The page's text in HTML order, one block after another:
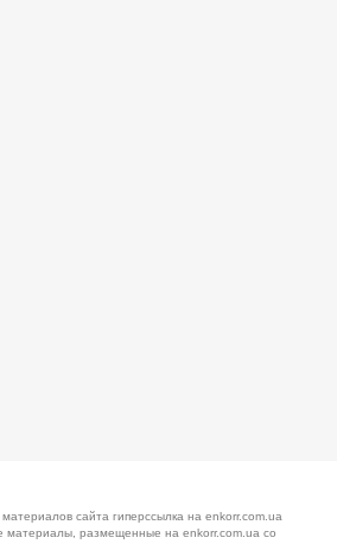
сайта гиперссылка на enkorr.com.ua
материалы, размещенные на enkorr.com.ua со